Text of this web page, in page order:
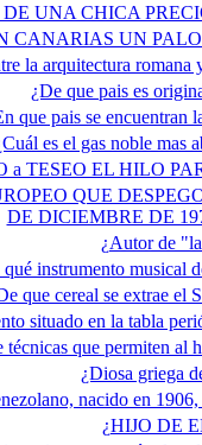
UNA CHICA
CANARIAS UN
la arquitectura romana
¿De que pais es
que pais se encuentran
es el gas noble mas
a TESEO EL HILO
QUE
DE DICIEMBRE DE
¿Autor de
qué instrumento musical
que cereal se extrae el
situado en la tabla
técnicas que permiten
¿Diosa griega
nacido en
¿HIJO DE